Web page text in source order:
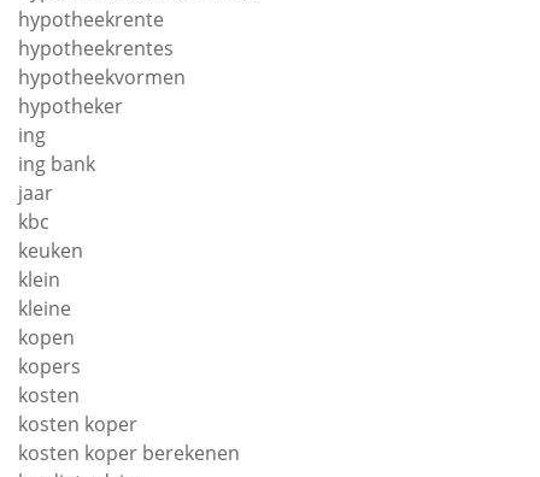
hypotheekrente
hypotheekrentes
hypotheekvormen
hypotheker
ing
ing bank
jaar
kbc
keuken
klein
kleine
kopen
kopers
kosten
kosten koper
kosten koper berekenen